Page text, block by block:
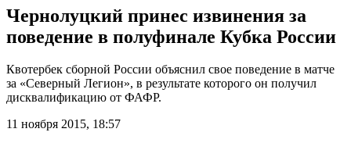
Чернолуцкий принес извинения за
поведение в полуфинале Кубка России
Квотербек сборной России объяснил свое поведение в матче
за «Северный Легион», в результате которого он получил
дисквалификацию от ФАФР.
11 ноября 2015, 18:57